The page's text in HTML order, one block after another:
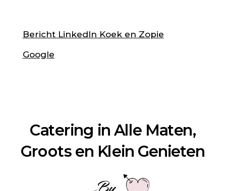
Bericht LinkedIn Koek en Zopie
Google
Catering in Alle Maten,
Groots en Klein Genieten